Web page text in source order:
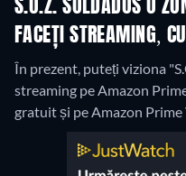
S.O.Z. SOLDADOS O
FACEȚI STREAMING,
În prezent, puteți viziona
streaming pe Amazon
gratuit și pe Amazon Prime